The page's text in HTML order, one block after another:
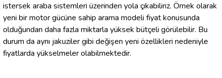
istersek araba sistemleri üzerinden yola çıkabiliriz. Örnek olarak
yeni bir motor gücüne sahip arama modeli fiyat konusunda
olduğundan daha fazla miktarla yüksek bütçeli görülebilir. Bu
durum da aynı jakuziler gibi değişen yeni özellikleri nedeniyle
fiyatlarda yükselmeler olabilmektedir.